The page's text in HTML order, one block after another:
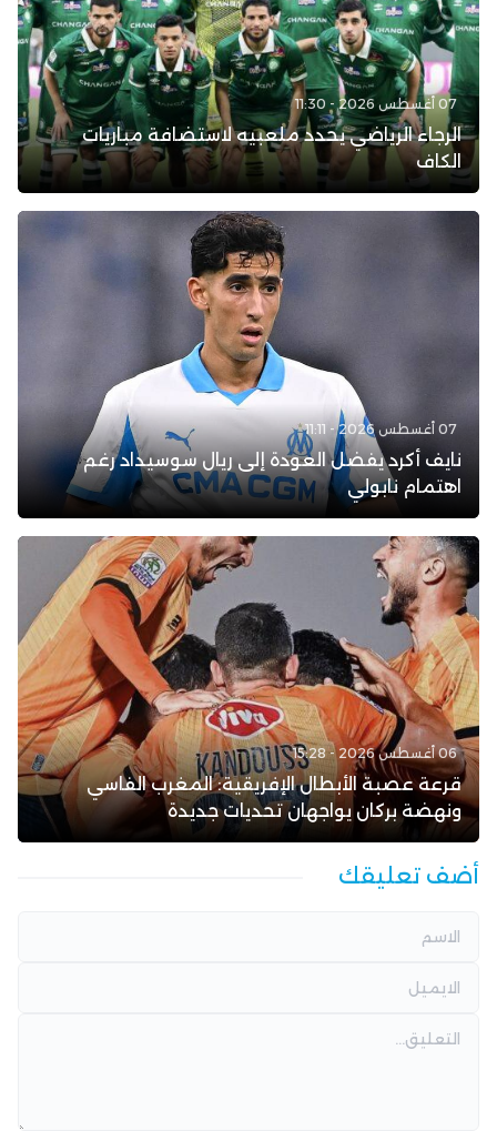
07 أغسطس 2026 - 11:30
الرجاء الرياضي يحدد ملعبيه لاستضافة مباريات
الكاف
07 أغسطس 2026 - 11:11
نايف أكرد يفضل العودة إلى ريال سوسيداد رغم
اهتمام نابولي
06 أغسطس 2026 - 15:28
قرعة عصبة الأبطال الإفريقية: المغرب الفاسي
ونهضة بركان يواجهان تحديات جديدة
أضف تعليقك